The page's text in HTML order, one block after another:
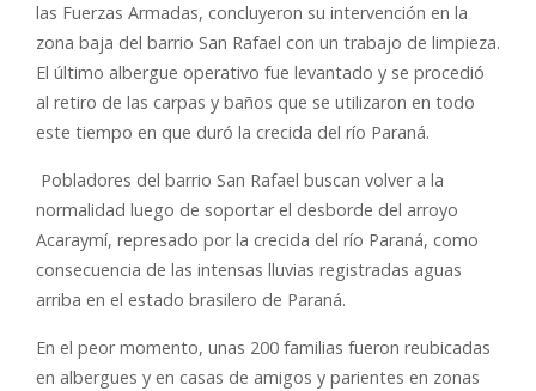
las Fuerzas Armadas, concluyeron su intervención en la
zona baja del barrio San Rafael con un trabajo de limpieza.
El último albergue operativo fue levantado y se procedió
al retiro de las carpas y baños que se utilizaron en todo
este tiempo en que duró la crecida del río Paraná.
Pobladores del barrio San Rafael buscan volver a la
normalidad luego de soportar el desborde del arroyo
Acaraymí, represado por la crecida del río Paraná, como
consecuencia de las intensas lluvias registradas aguas
arriba en el estado brasilero de Paraná.
En el peor momento, unas 200 familias fueron reubicadas
en albergues y en casas de amigos y parientes en zonas